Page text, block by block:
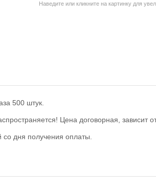
Наведите или кликните на картинку для
500 штук.
Цена договорная, зависит
дня получения оплаты.